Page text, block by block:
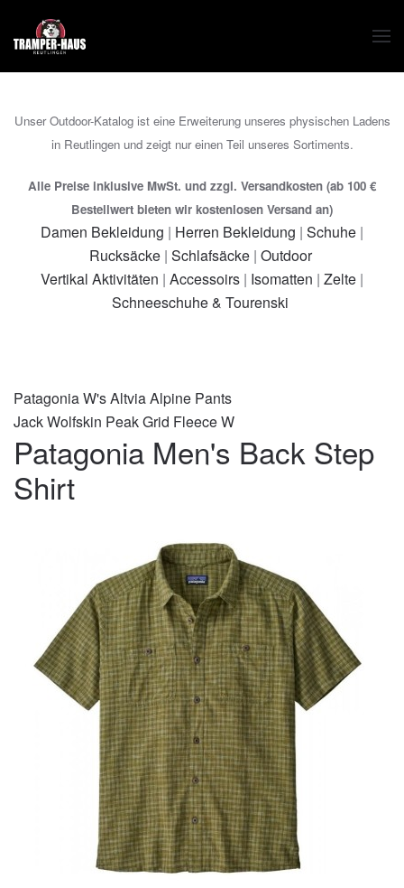
Zum Hauptinhalt springen
Unser Outdoor-Katalog ist eine Erweiterung unseres physischen Ladens
in Reutlingen und zeigt nur einen Teil unseres Sortiments.
Alle Preise inklusive MwSt. und zzgl. Versandkosten (ab 100 €
Bestellwert bieten wir kostenlosen Versand an)
Damen Bekleidung | Herren Bekleidung | Schuhe |
Rucksäcke| Schlafsäcke| Outdoor
Vertikal Aktivitäten | Accessoirs | Isomatten | Zelte |
Schneeschuhe & Tourenski
Patagonia W's Altvia Alpine Pants
Jack Wolfskin Peak Grid Fleece W
Patagonia Men's Back Step
Shirt